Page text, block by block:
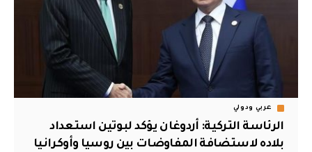
عربي ودولي
الرئاسة التركية: أردوغان يؤكد لبوتين استعداد
بلاده لاستضافة المفاوضات بين روسيا وأوكرانيا